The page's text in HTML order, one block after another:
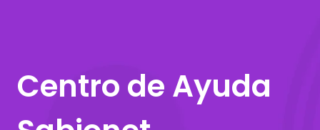
Centro de Ayuda